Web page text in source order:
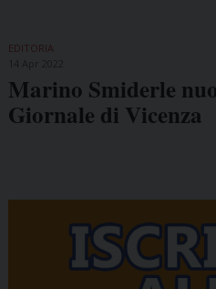
EDITORIA
Marino Smiderle
Giornale di Vicenza